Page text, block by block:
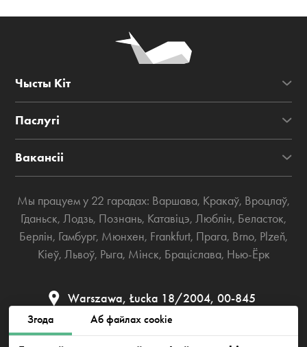
Згода Аб файлах cookie
Чысты Кіт
Паслугі
Вакансіі
Мы працуем у 22 гарадах: Варшава, Кракаў, Вроцлаў,
Гданьск, Лодзь, Познань, Катавіцэ, Люблін, Беласток,
Берлін, Гамбург, Мюнхен, Frankfurt, Прага, Brno, Plzeň,
Кіеў, Львоў, Рыга, Мінск, Браціслава, Нью-Ёрк
Warszawa, Łucka 18/2004, 00-845
bialystok@cleanwhale.pl